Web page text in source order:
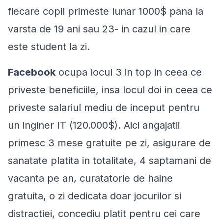
fiecare copil primeste lunar 1000$ pana la
varsta de 19 ani sau 23- in cazul in care
este student la zi.
Facebook ocupa locul 3 in top in ceea ce
priveste beneficiile, insa locul doi in ceea ce
priveste salariul mediu de inceput pentru
un inginer IT (120.000$). Aici angajatii
primesc 3 mese gratuite pe zi, asigurare de
sanatate platita in totalitate, 4 saptamani de
vacanta pe an, curatatorie de haine
gratuita, o zi dedicata doar jocurilor si
distractiei, concediu platit pentru cei care